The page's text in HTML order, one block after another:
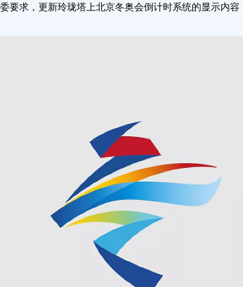
要求，更新玲珑塔上北京冬奥会倒计时系统的显示内